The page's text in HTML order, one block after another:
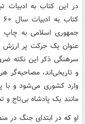
در این کتاب به ادبیات
جمهوری اسلامی به چاپ
عنوان یک حرکت پر
سرهنگی ذکر این نکته
و تاریخی‌اند، مصاحبه‌گر
وارد کشوری می‌شود و با
مانند یک پادشاه بی‌تاج
او که در ابتدای جنگ در